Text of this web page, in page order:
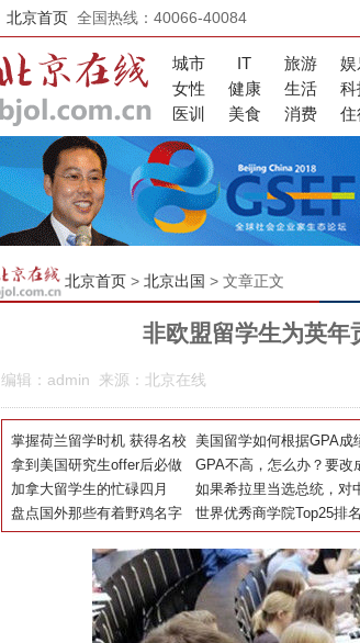
北京首页 全国热线：40066-40084
城市 IT 旅游 娱
女性
健康 生活 科
医训
美食 消费 住
北京首页> 北京出国 > 文章正文
非欧盟留学生为英年
编辑：admin 来源：北京在线
掌握荷兰留学时机 获得名校
录取
美国留学如何根据GPA成
择校?
拿到美国研究生offer后必做
的五件事~~
GPA不高，怎么办？要改
绩吗？
加拿大留学生的忙碌四月
如果希拉里当选总统，对
国留学生有怎样影响？
盘点国外那些有着野鸡名字
的王牌大学
世界优秀商学院Top25排名